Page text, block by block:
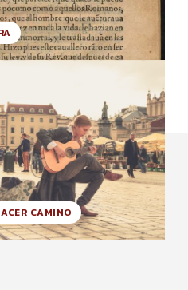
CAMINO